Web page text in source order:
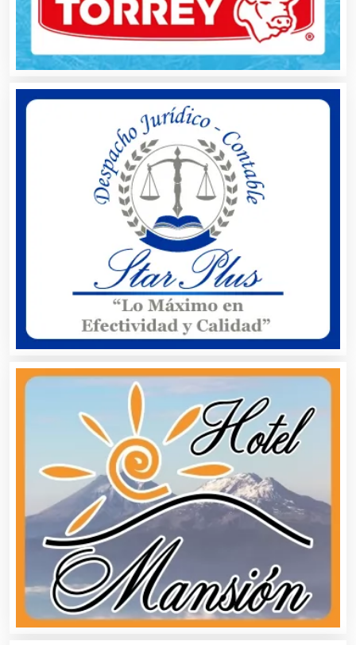
Alquiler de Equipos para Fiestas
Alquiler de Sillas y Mesas
Alquiler de Trajes de Etiqueta
Alta Costura
Aluminio
Ambulancias
Análisis Clínicos
Análisis de Aguas
Animadores de Eventos
Aparatos y Equipos Eléctricos